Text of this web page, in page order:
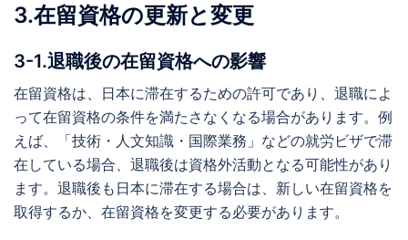
3.在留資格の更新と変更
3-1.退職後の在留資格への影響
在留資格は、日本に滞在するための許可であり、退職によ
って在留資格の条件を満たさなくなる場合があります。例
えば、「技術・人文知識・国際業務」などの就労ビザで滞
在している場合、退職後は資格外活動となる可能性があり
ます。退職後も日本に滞在する場合は、新しい在留資格を
取得するか、在留資格を変更する必要があります。